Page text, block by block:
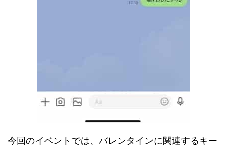
今回のイベントでは、バレンタインに関連するキー